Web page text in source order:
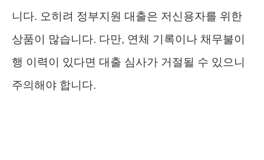
니다. 오히려 정부지원 대출은 저신용자를 위한
상품이 많습니다. 다만, 연체 기록이나 채무불이
행 이력이 있다면 대출 심사가 거절될 수 있으니
주의해야 합니다.